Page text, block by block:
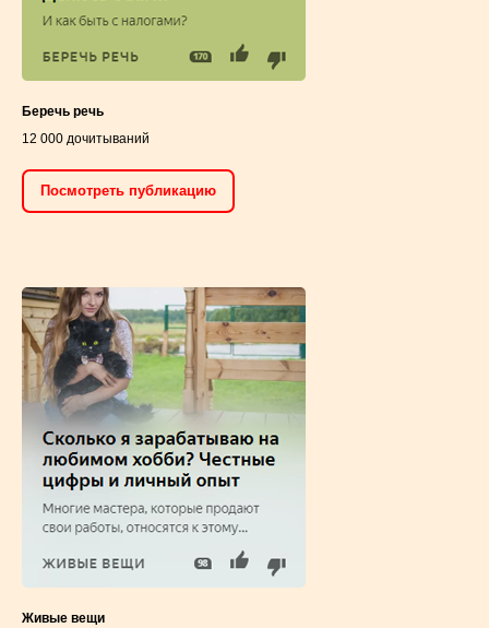
Беречь речь
12 000 дочитываний
Посмотреть публикацию
Живые вещи